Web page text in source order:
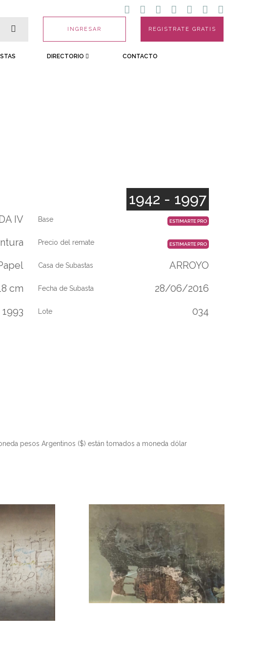
INGRESAR REGISTRATE GRATIS
DIRECTORIO CONTACTO
1942 - 1997
IV
cm
1993
Base ESTIMARTE PRO
Precio del remate ESTIMARTE PRO
Casa de Subastas ARROYO
Fecha de Subasta 28/06/2016
Lote 034
pesos Argentinos ($) están tomados a moneda dólar